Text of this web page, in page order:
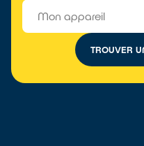
TROUVER